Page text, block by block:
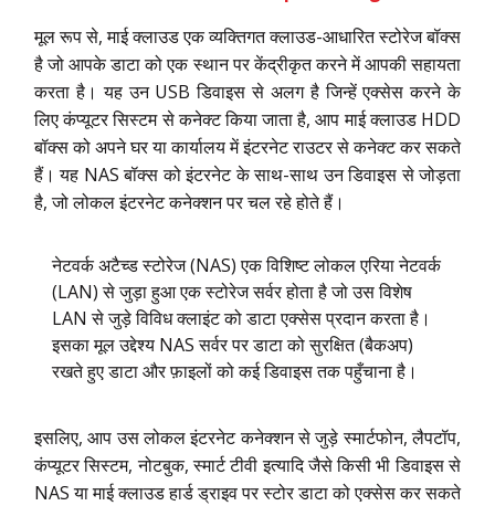
मूल रूप से, माई क्लाउड एक व्यक्तिगत क्लाउड-आधारित स्टोरेज बॉक्स
है जो आपके डाटा को एक स्थान पर केंद्रीकृत करने में आपकी सहायता
करता है। यह उन USB डिवाइस से अलग है जिन्हें एक्सेस करने के
लिए कंप्यूटर सिस्टम से कनेक्ट किया जाता है, आप माई क्लाउड HDD
बॉक्स को अपने घर या कार्यालय में इंटरनेट राउटर से कनेक्ट कर सकते
हैं। यह NAS बॉक्स को इंटरनेट के साथ-साथ उन डिवाइस से जोड़ता
है, जो लोकल इंटरनेट कनेक्शन पर चल रहे होते हैं।
नेटवर्क अटैच्ड स्टोरेज (NAS) एक विशिष्ट लोकल एरिया नेटवर्क
(LAN) से जुड़ा हुआ एक स्टोरेज सर्वर होता है जो उस विशेष
LAN से जुड़े विविध क्लाइंट को डाटा एक्सेस प्रदान करता है।
इसका मूल उद्देश्य NAS सर्वर पर डाटा को सुरक्षित (बैकअप)
रखते हुए डाटा और फ़ाइलों को कई डिवाइस तक पहुँचाना है।
इसलिए, आप उस लोकल इंटरनेट कनेक्शन से जुड़े स्मार्टफोन, लैपटॉप,
कंप्यूटर सिस्टम, नोटबुक, स्मार्ट टीवी इत्यादि जैसे किसी भी डिवाइस से
NAS या माई क्लाउड हार्ड ड्राइव पर स्टोर डाटा को एक्सेस कर सकते